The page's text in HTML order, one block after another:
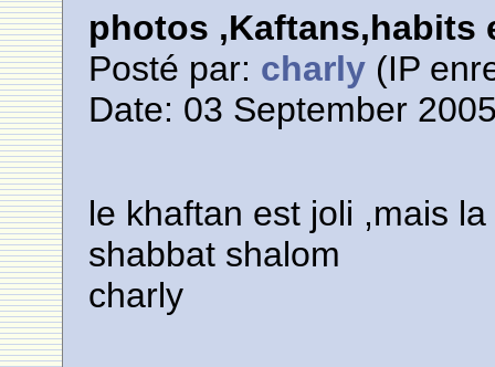
photos ,Kaftans,habits
Posté par: charly (IP
Date: 03 September
le khaftan est joli ,mais
shabbat shalom
charly